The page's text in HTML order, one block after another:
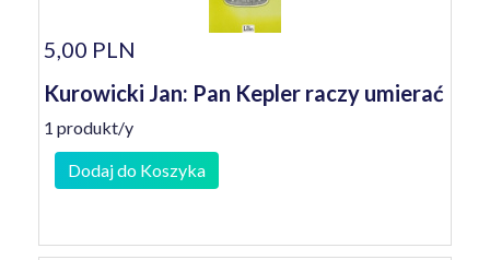
5,00 PLN
Kurowicki Jan: Pan Kepler raczy umierać
1 produkt/y
Dodaj do Koszyka